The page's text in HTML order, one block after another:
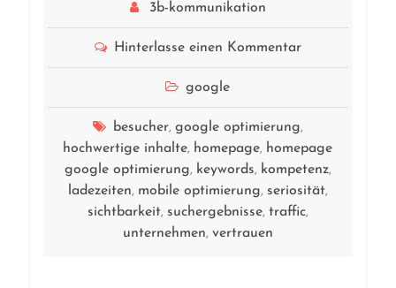
3b-kommunikation
Hinterlasse einen Kommentar
google
besucher, google optimierung,
hochwertige inhalte, homepage, homepage
google optimierung, keywords, kompetenz,
ladezeiten, mobile optimierung, seriosität,
sichtbarkeit, suchergebnisse, traffic,
unternehmen, vertrauen